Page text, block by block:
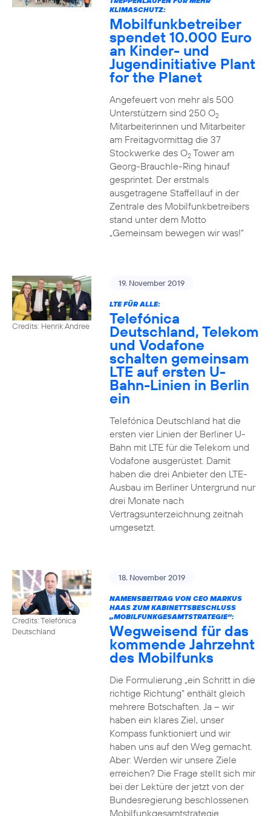
KLIMASCHUTZ:
Mobilfunkbetreiber
spendet 10.000 Euro
an Kinder- und
Jugendinitiative Plant
for the Planet
Angefeuert von mehr als 500
Unterstützern sind 250 O2
Mitarbeiterinnen und Mitarbeiter
am Freitagvormittag die 37
Stockwerke des O2Tower am
Georg-Brauchle-Ring hinauf
gesprintet. Der erstmals
ausgetragene Staffellauf in der
Zentrale des Mobilfunkbetreibers
stand unter dem Motto
„Gemeinsam bewegen wir was!“
Credits: Henrik Andree
19. November 2019
LTE FÜR ALLE:
Telefónica
Deutschland, Telekom
und Vodafone
schalten gemeinsam
LTE auf ersten U-
Bahn-Linien in Berlin
ein
Telefónica Deutschland hat die
ersten vier Linien der Berliner U-
Bahn mit LTE für die Telekom und
Vodafone ausgerüstet. Damit
haben die drei Anbieter den LTE-
Ausbau im Berliner Untergrund nur
drei Monate nach
Vertragsunterzeichnung zeitnah
umgesetzt.
Credits: Telefónica
Deutschland
18. November 2019
NAMENSBEITRAG VON CEO MARKUS
HAAS ZUM KABINETTSBESCHLUSS
„MOBILFUNKGESAMTSTRATEGIE“:
Wegweisend für das
kommende Jahrzehnt
des Mobilfunks
Die Formulierung „ein Schritt in die
richtige Richtung“ enthält gleich
mehrere Botschaften. Ja – wir
haben ein klares Ziel, unser
Kompass funktioniert und wir
haben uns auf den Weg gemacht.
Aber: Werden wir unsere Ziele
erreichen? Die Frage stellt sich mir
bei der Lektüre der jetzt von der
Bundesregierung beschlossenen
Mobilfunkgesamtstrategie.